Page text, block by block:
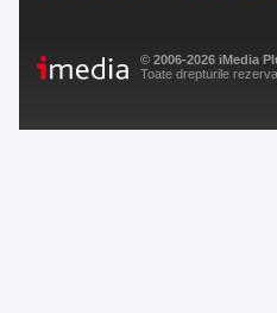
© 2006-2026 iMedia
Toate drepturile